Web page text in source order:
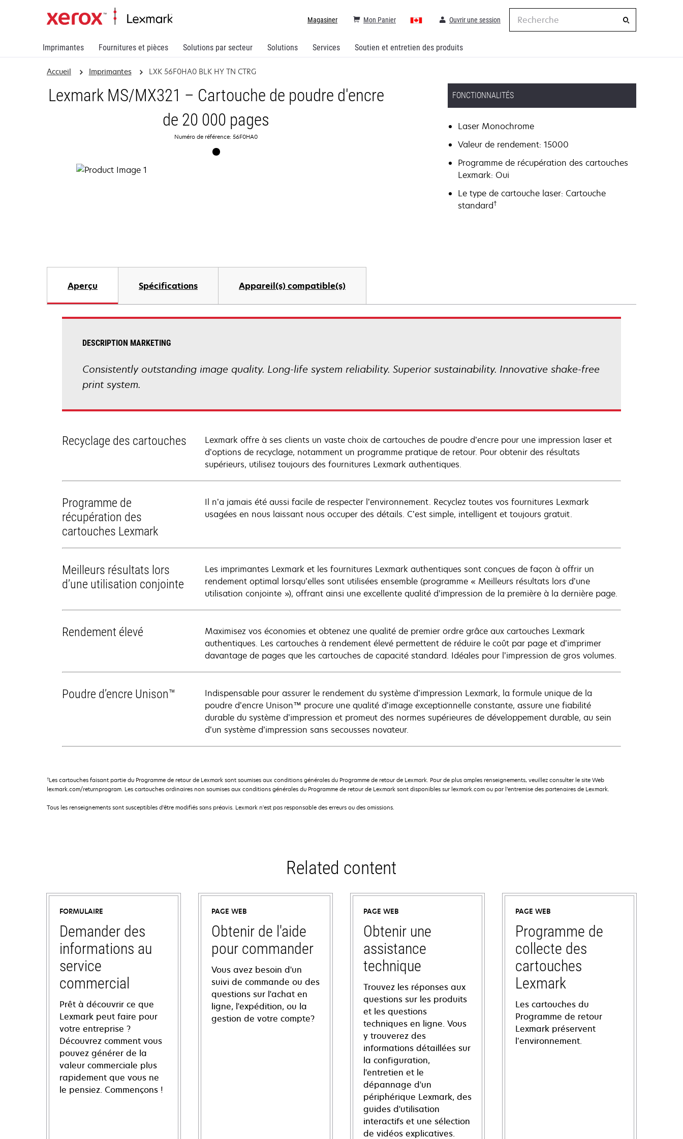
Imprimantes Fournitures et pièces Solutions par secteur Solutions Services Soutien et entretien des produits
Magasiner Mon Panier
Recherche
Ouvrir une session
Accueil Imprimantes LXK 56F0HA0 BLK HY TN CTRG
Lexmark MS/MX321 – Cartouche de poudre d'encre
de 20 000 pages
Numéro de référence: 56F0HA0
FONCTIONNALITÉS
Laser Monochrome
Valeur de rendement: 15000
Programme de récupération des cartouches
Lexmark: Oui
Le type de cartouche laser: Cartouche
standard†
Aperçu Spécifications Appareil(s) compatible(s)
DESCRIPTION MARKETING
Consistently outstanding image quality. Long-life system reliability. Superior sustainability. Innovative shake-free
print system.
Recyclage des cartouches
Lexmark offre à ses clients un vaste choix de cartouches de poudre d’encre pour une impression laser et
d’options de recyclage, notamment un programme pratique de retour. Pour obtenir des résultats
supérieurs, utilisez toujours des fournitures Lexmark authentiques.
Programme de
récupération des
cartouches Lexmark
Il n’a jamais été aussi facile de respecter l’environnement. Recyclez toutes vos fournitures Lexmark
usagées en nous laissant nous occuper des détails. C’est simple, intelligent et toujours gratuit.
Meilleurs résultats lors
d’une utilisation conjointe
Les imprimantes Lexmark et les fournitures Lexmark authentiques sont conçues de façon à offrir un
rendement optimal lorsqu’elles sont utilisées ensemble (programme « Meilleurs résultats lors d’une
utilisation conjointe »), offrant ainsi une excellente qualité d’impression de la première à la dernière page.
Rendement élevé
Maximisez vos économies et obtenez une qualité de premier ordre grâce aux cartouches Lexmark
authentiques. Les cartouches à rendement élevé permettent de réduire le coût par page et d’imprimer
davantage de pages que les cartouches de capacité standard. Idéales pour l’impression de gros volumes.
Poudre d’encre Unison™
Indispensable pour assurer le rendement du système d’impression Lexmark, la formule unique de la
poudre d’encre Unison™ procure une qualité d’image exceptionnelle constante, assure une fiabilité
durable du système d’impression et promeut des normes supérieures de développement durable, au sein
d’un système d’impression sans secousses novateur.
†Les cartouches faisant partie du Programme de retour de Lexmark sont soumises aux conditions générales du Programme de retour de Lexmark. Pour de plus amples renseignements, veuillez consulter le site Web
lexmark.com/returnprogram. Les cartouches ordinaires non soumises aux conditions générales du Programme de retour de Lexmark sont disponibles sur lexmark.com ou par l’entremise des partenaires de Lexmark.
Tous les renseignements sont susceptibles d'être modifiés sans préavis. Lexmark n'est pas responsable des erreurs ou des omissions.
Related content
FORMULAIRE
Demander des
informations au
service
commercial
Prêt à découvrir ce que
Lexmark peut faire pour
votre entreprise ?
Découvrez comment vous
pouvez générer de la
valeur commerciale plus
rapidement que vous ne
le pensiez. Commençons !
PAGE WEB
Obtenir de l'aide
pour commander
Vous avez besoin d'un
suivi de commande ou des
questions sur l'achat en
ligne, l'expédition, ou la
gestion de votre compte?
PAGE WEB
Obtenir une
assistance
technique
Trouvez les réponses aux
questions sur les produits
et les questions
techniques en ligne. Vous
y trouverez des
informations détaillées sur
la configuration,
l'entretien et le
dépannage d'un
périphérique Lexmark, des
guides d'utilisation
interactifs et une sélection
de vidéos explicatives.
PAGE WEB
Programme de
collecte des
cartouches
Lexmark
Les cartouches du
Programme de retour
Lexmark préservent
l’environnement.